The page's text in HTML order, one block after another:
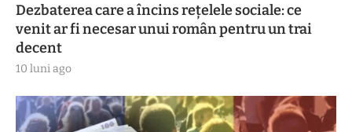
Dezbaterea care a încins rețelele sociale: ce
venit ar fi necesar unui român pentru un trai
decent
10 luni ago